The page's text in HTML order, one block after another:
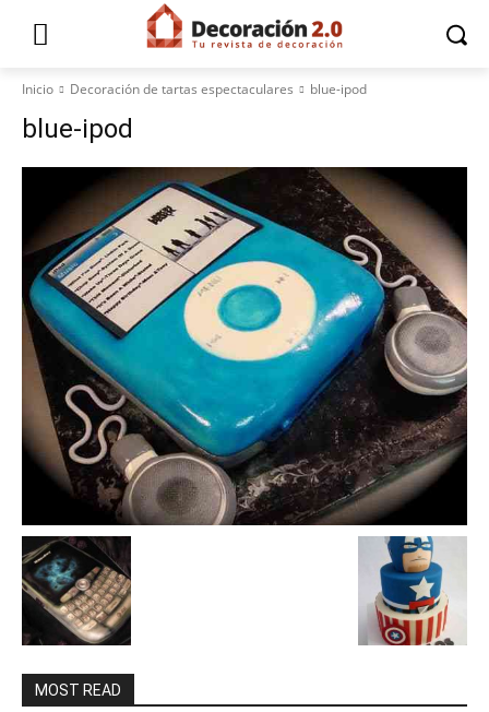
Inicio Decoración de tartas espectaculares blue-ipod
blue-ipod
MOST READ